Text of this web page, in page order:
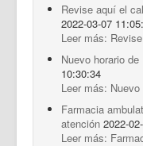
Revise aquí el
2022-03-07
Leer más:
Nuevo horario
10:30:34
Leer más: Nuevo
Farmacia
atención 2022-
Leer más: